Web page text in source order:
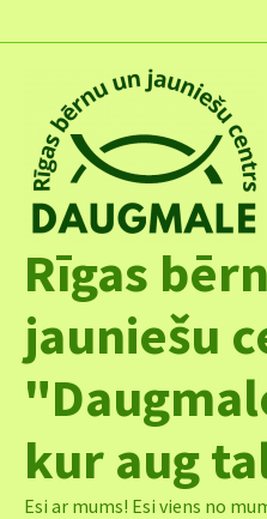
to
Rīgas
jauniešu
kur aug
Esi ar mums! Esi viens no